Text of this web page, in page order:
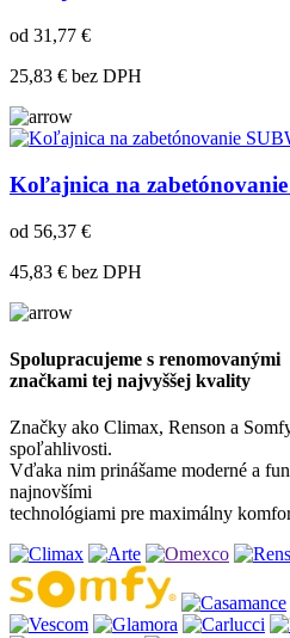
od 31,77 €
25,83 € bez DPH
Koľajnica na
od 56,37 €
45,83 € bez DPH
Spolupracujeme s renomovanými
značkami tej najvyššej kvality
Značky ako Climax, Renson a
spoľahlivosti.
Vďaka nim prinášame moderné a
najnovšími
technológiami pre maximálny